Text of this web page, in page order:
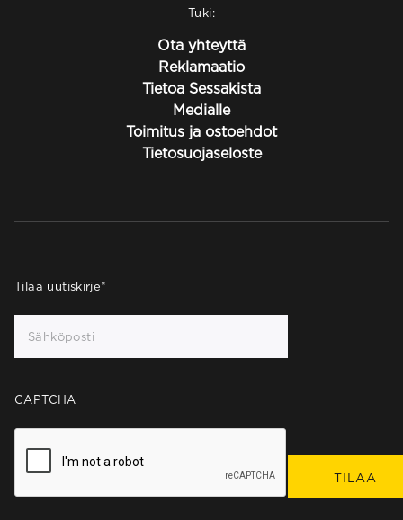
Tuki:
Ota yhteyttä
Reklamaatio
Tietoa Sessakista
Medialle
Toimitus ja ostoehdot
Tietosuojaseloste
Tilaa uutiskirje*
CAPTCHA